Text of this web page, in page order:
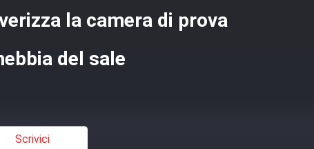
la camera di prova
del sale
Scrivici